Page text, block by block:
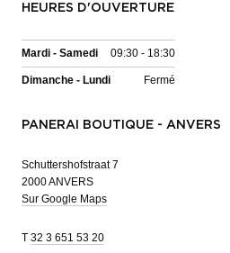
HEURES D'OUVERTURE
Mardi - Samedi 09:30 - 18:30
Dimanche - Lundi Fermé
PANERAI BOUTIQUE - ANVERS
Schuttershofstraat 7
2000 ANVERS
Sur Google Maps
T 32 3 651 53 20